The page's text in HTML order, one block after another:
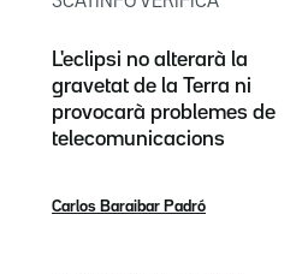
L'eclipsi no alterarà la
gravetat de la Terra ni
provocarà problemes de
telecomunicacions
Carlos Baraibar Padró